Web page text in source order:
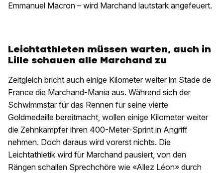
Emmanuel Macron – wird Marchand lautstark angefeuert.
Leichtathleten müssen warten, auch in
Lille schauen alle Marchand zu
Zeitgleich bricht auch einige Kilometer weiter im Stade de
France die Marchand-Mania aus. Während sich der
Schwimmstar für das Rennen für seine vierte
Goldmedaille bereitmacht, wollen einige Kilometer weiter
die Zehnkämpfer ihren 400-Meter-Sprint in Angriff
nehmen. Doch daraus wird vorerst nichts. Die
Leichtathletik wird für Marchand pausiert, von den
Rängen schallen Sprechchöre wie «Allez Léon» durch